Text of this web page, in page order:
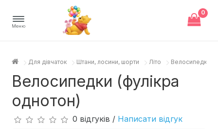
Меню
0
Для дівчаток Штани, лосини, шорти Літо Велосипедки
Велосипедки (фулікра
однотон)
0 відгуків / Написати відгук